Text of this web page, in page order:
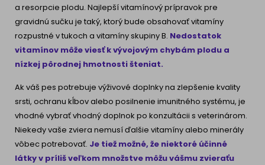
a resorpcie plodu. Najlepší vitamínový prípravok pre
gravidnú sučku je taký, ktorý bude obsahovať vitamíny
rozpustné v tukoch a vitamíny skupiny B. Nedostatok
vitamínov môže viesť k vývojovým chybám plodu a
nízkej pôrodnej hmotnosti šteniat.
Ak váš pes potrebuje výživové doplnky na zlepšenie kvality
srsti, ochranu kĺbov alebo posilnenie imunitného systému, je
vhodné vybrať vhodný doplnok po konzultácii s veterinárom.
Niekedy vaše zviera nemusí ďalšie vitamíny alebo minerály
vôbec potrebovať. Je tiež možné, že niektoré účinné
látky v príliš veľkom množstve môžu vášmu zvieraťu